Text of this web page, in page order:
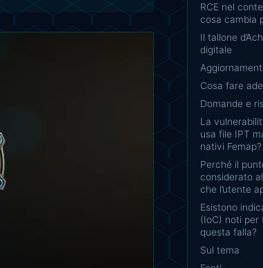
RCE nel
cosa cambia
Il tallone
digitale
Cosa fare
Domande e
La
usa file IPT
nativi Femap?
Perché il
considerato
che l’utente
Esistono
(IoC) noti per
questa falla?
Sul tema